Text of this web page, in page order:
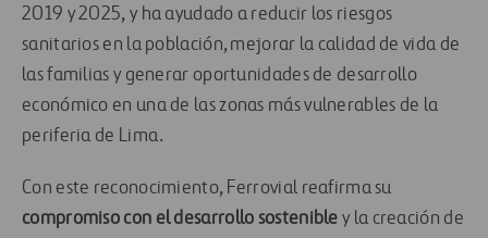
2019 y 2025, y ha ayudado a reducir los riesgos
sanitarios en la población, mejorar la calidad de vida de
las familias y generar oportunidades de desarrollo
económico en una de las zonas más vulnerables de la
periferia de Lima.
Con este reconocimiento, Ferrovial reafirma su
compromiso con el desarrollo sostenible y la creación de